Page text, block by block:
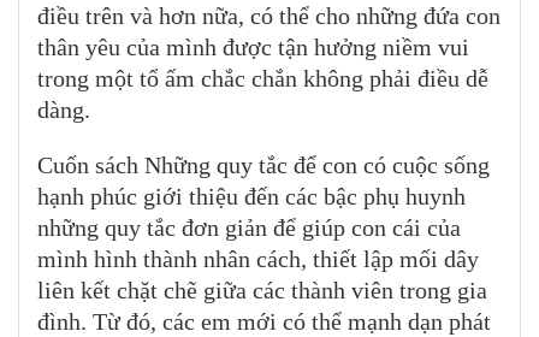
điều trên và hơn nữa, có thể cho những đứa con
thân yêu của mình được tận hưởng niềm vui
trong một tổ ấm chắc chắn không phải điều dễ
dàng.
Cuốn sách Những quy tắc để con có cuộc sống
hạnh phúc giới thiệu đến các bậc phụ huynh
những quy tắc đơn giản để giúp con cái của
mình hình thành nhân cách, thiết lập mối dây
liên kết chặt chẽ giữa các thành viên trong gia
đình. Từ đó, các em mới có thể mạnh dạn phát